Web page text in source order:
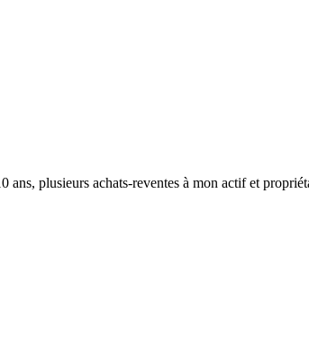
plusieurs achats-reventes à mon actif et